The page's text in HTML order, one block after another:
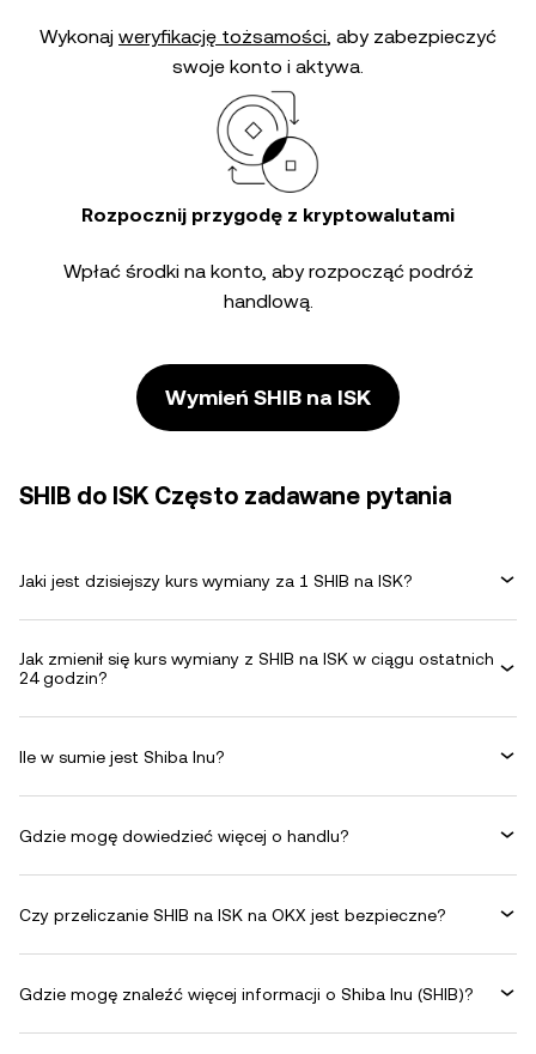
Wykonaj weryfikację tożsamości, aby zabezpieczyć
swoje konto i aktywa.
Rozpocznij przygodę z kryptowalutami
Wpłać środki na konto, aby rozpocząć podróż
handlową.
Wymień SHIB na ISK
SHIB do ISK Często zadawane pytania
Jaki jest dzisiejszy kurs wymiany za 1 SHIB na ISK?
Jak zmienił się kurs wymiany z SHIB na ISK w ciągu ostatnich
24 godzin?
Ile w sumie jest Shiba Inu?
Gdzie mogę dowiedzieć więcej o handlu?
Czy przeliczanie SHIB na ISK na OKX jest bezpieczne?
Gdzie mogę znaleźć więcej informacji o Shiba Inu (SHIB)?